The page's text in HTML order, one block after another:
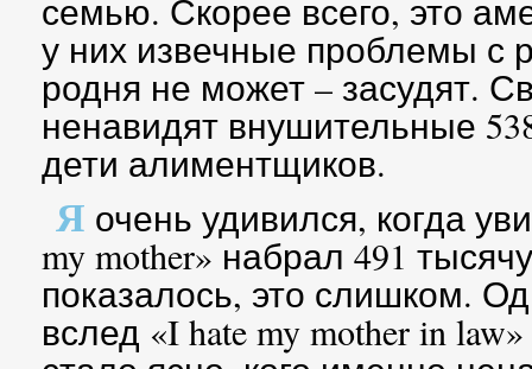
семью. Скорее всего, это
у них извечные проблемы с
родня не может – засудят.
ненавидят внушительные
дети алиментщиков.
Я очень удивился, когда
my mother» набрал 491
показалось, это слишком.
вслед «I hate my mother in